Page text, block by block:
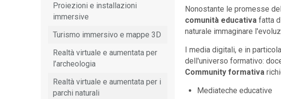
Nonostante le promesse
comunità educativa fatta
naturale immaginare
I media digitali, e in
dell'universo formativo:
Community formativa
Mediateche educative
Proiezioni e installazioni
immersive
Turismo immersivo e mappe 3D
Realtà virtuale e aumentata per
l’archeologia
Realtà virtuale e aumentata per i
parchi naturali